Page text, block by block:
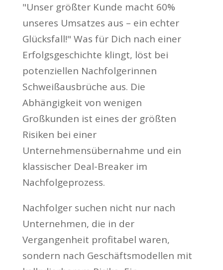
"Unser größter Kunde macht 60%
unseres Umsatzes aus – ein echter
Glücksfall!" Was für Dich nach einer
Erfolgsgeschichte klingt, löst bei
potenziellen Nachfolgerinnen
Schweißausbrüche aus. Die
Abhängigkeit von wenigen
Großkunden ist eines der größten
Risiken bei einer
Unternehmensübernahme und ein
klassischer Deal-Breaker im
Nachfolgeprozess.
Nachfolger suchen nicht nur nach
Unternehmen, die in der
Vergangenheit profitabel waren,
sondern nach Geschäftsmodellen mit